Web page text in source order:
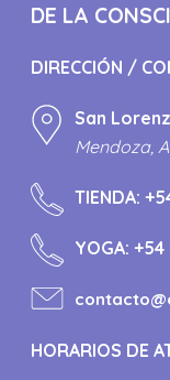
DE LA
DIRECCIÓN /
San
Mendoza,
TIENDA:
YOGA:+54
HORARIOS DE